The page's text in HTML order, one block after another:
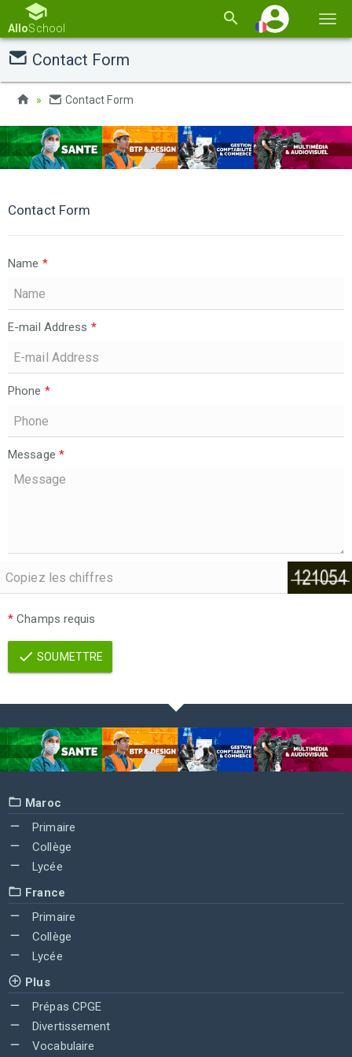
la
AlloSchool
Contact Form
Contact Form
Contact Form
Name *
E-mail Address *
Phone *
Message *
* Champs requis
SOUMETTRE
Maroc
Primaire
Collège
Lycée
France
Primaire
Collège
Lycée
Plus
Prépas CPGE
Divertissement
Vocabulaire